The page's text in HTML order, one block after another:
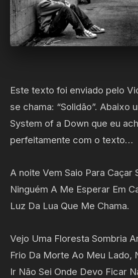
Este texto foi enviado pelo
se chama: “Solidão”. Abaixo
System of a Down que eu
perfeitamente com o texto…
A noite Vem Saio Para Caçar
Ninguém A Me Esperar Em
Luz Da Lua Que Me Chama.
Vejo Uma Floresta Sombria
Frio Da Morte Ao Meu Lado,
Ir Não Sei Onde Devo Ficar